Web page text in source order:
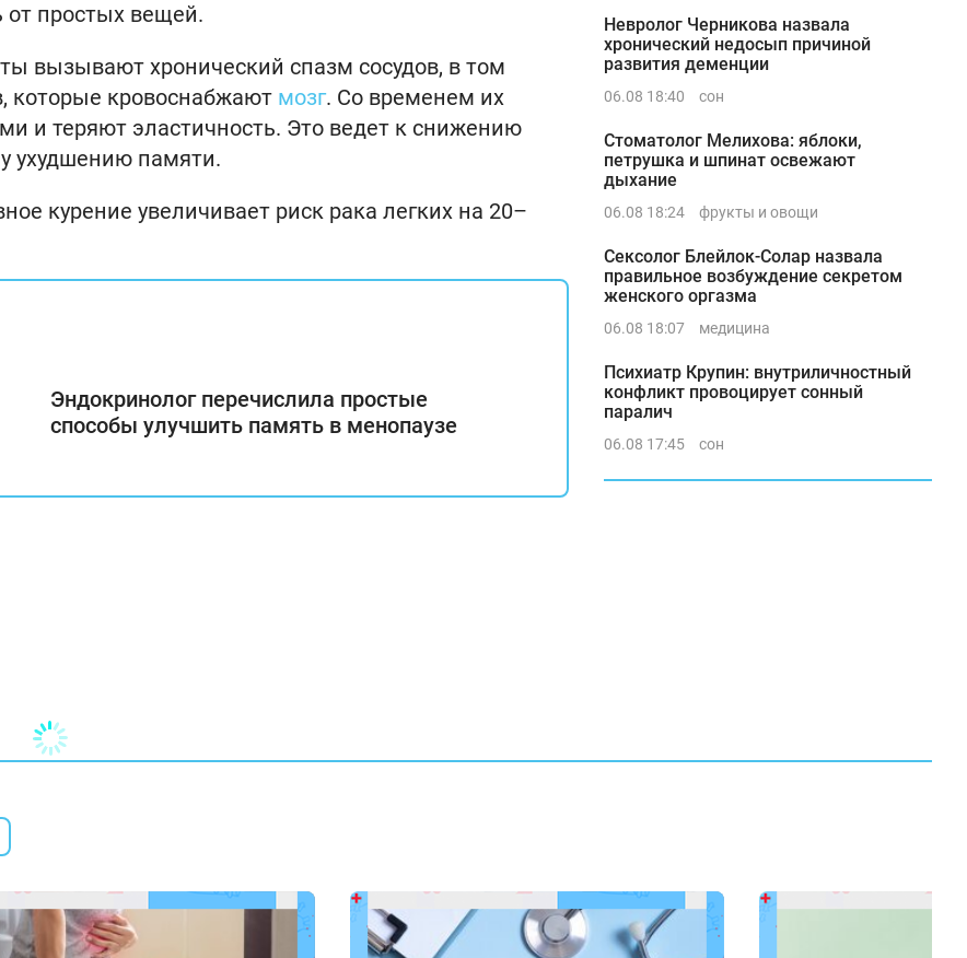
от простых вещей.
вызывают хронический спазм сосудов, в том
которые кровоснабжают мозг. Со временем их
и теряют эластичность. Это ведет к снижению
ухудшению памяти.
курение увеличивает риск рака легких на 20–
Эндокринолог перечислила простые
способы улучшить память в менопаузе
Невролог Черникова назвала
хронический недосып причиной
развития деменции
06.08 18:40 сон
Стоматолог Мелихова: яблоки,
петрушка и шпинат освежают
дыхание
06.08 18:24 фрукты и овощи
Сексолог Блейлок-Солар назвала
правильное возбуждение секретом
женского оргазма
06.08 18:07 медицина
Психиатр Крупин: внутриличностный
конфликт провоцирует сонный
паралич
06.08 17:45 сон